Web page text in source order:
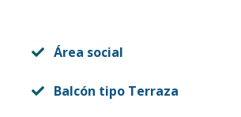
Área social
Balcón tipo Terraza